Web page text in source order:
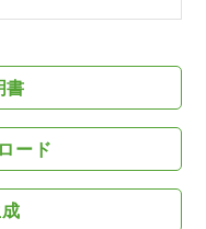
書
ード